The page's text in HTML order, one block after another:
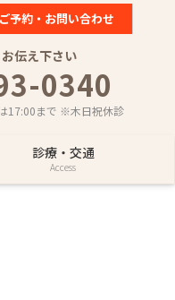
予約・お問い合わせ
伝え下さい
0340
17:00まで ※木日祝休診
診療・交通
Access